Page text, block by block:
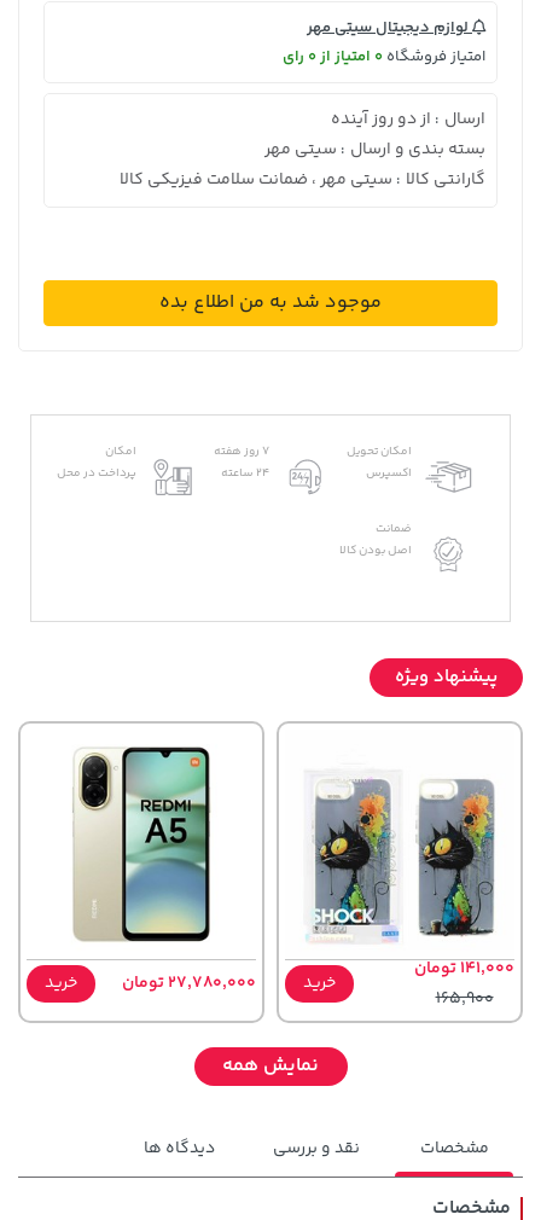
لوازم دیجیتال سیتی مهر
امتیاز فروشگاه 0 امتیاز از 0 رای
ارسال : از دو روز آینده
بسته بندی و ارسال : سیتی مهر
گارانتی کالا : سیتی مهر ، ضمانت سلامت فیزیکی کالا
موجود شد به من اطلاع بده
امکان تحویل
اکسپرس
7 روز هفته
24 ساعته
امکان
پرداخت در محل
ضمانت
اصل بودن کالا
پیشنهاد ویژه
141,000 تومان
165,900
خرید 27,780,000 تومان خرید
نمایش همه
مشخصات نقد و بررسی دیدگاه ها
مشخصات